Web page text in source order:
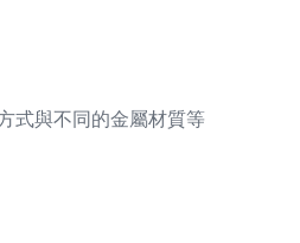
式與不同的金屬材質等